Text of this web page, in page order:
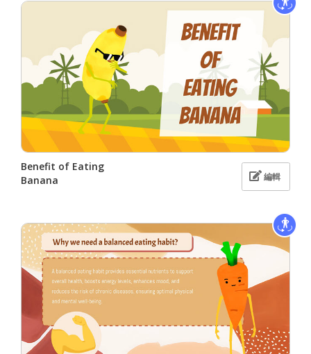
Benefit of Eating
Banana
編輯